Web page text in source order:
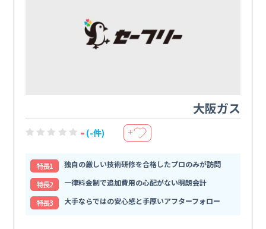
大阪ガス
- (-件) ＋
特⻑1
独自の厳しい技術研修を合格したプロのみが訪問
特⻑2
一律料金制で追加費用の心配がない明朗会計
特⻑3
大手ならではの安心感と手厚いアフターフォロー